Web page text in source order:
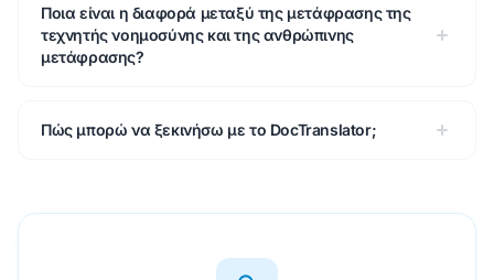
Ποια είναι η διαφορά μεταξύ της μετάφρασης της
τεχνητής νοημοσύνης και της ανθρώπινης
μετάφρασης?
Πώς μπορώ να ξεκινήσω με το DocTranslator;